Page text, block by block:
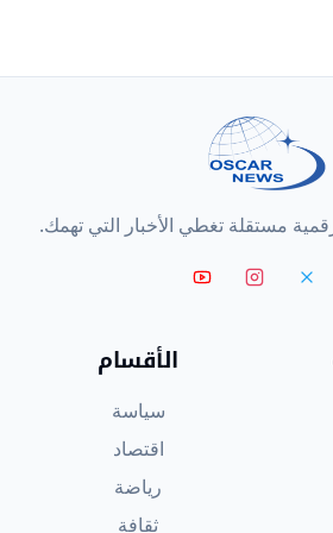
مستقلة تغطي الأخبار التي تهمك.
الأقسام
سياسة
اقتصاد
رياضة
ثقافة